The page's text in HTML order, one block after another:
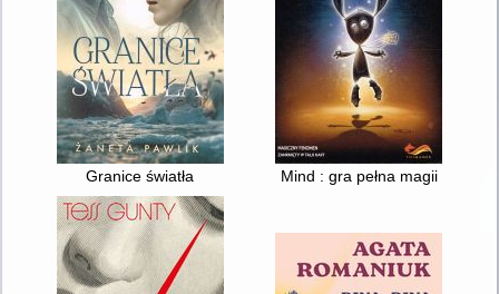
Granice światła Mind : gra pełna magii